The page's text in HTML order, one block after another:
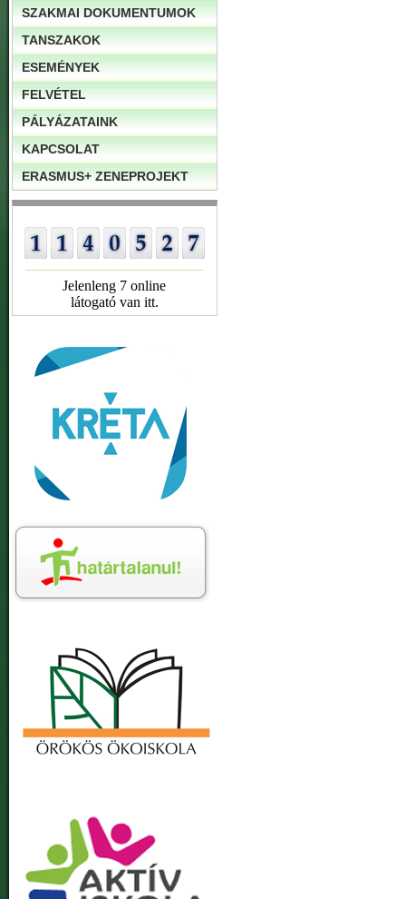
SZAKMAI DOKUMENTUMOK
TANSZAKOK
ESEMÉNYEK
FELVÉTEL
PÁLYÁZATAINK
KAPCSOLAT
ERASMUS+ ZENEPROJEKT
Jelenleng 7 online
látogató van itt.